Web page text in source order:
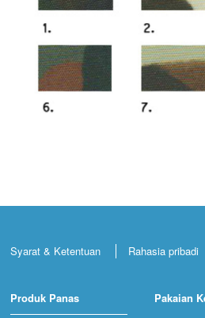
Syarat & Ketentuan Rahasia pribadi
Produk Panas
Pakaian